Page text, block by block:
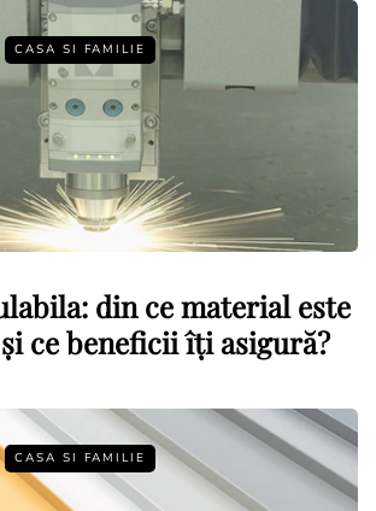
CASA SI FAMILIE
din ce material este
ce beneficii îți asigură?
CASA SI FAMILIE